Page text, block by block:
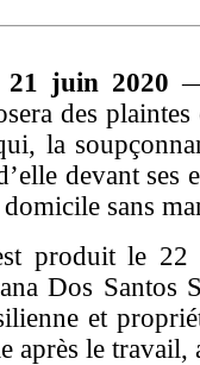
21 juin 2020
des
la
devant
sans
produit le
Dos Santos
et
après le travail,